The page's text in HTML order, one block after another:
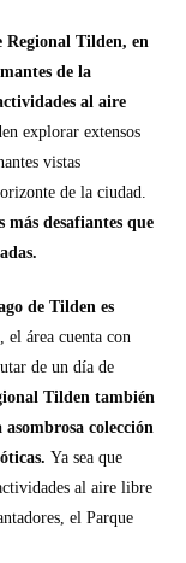
Regional Tilden, en
de la
al aire
explorar extensos
vistas
de la ciudad.
desafiantes que
de Tilden es
el área cuenta con
de un día de
Tilden también
colección
Ya sea que
al aire libre
el Parque